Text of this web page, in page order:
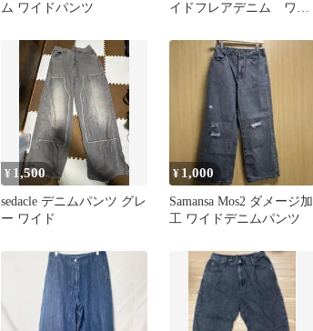
ム ワイドパンツ
イドフレアデニム ワイ
¥ 1,500
sedacle デニムパンツ グレ
ー ワイド
¥ 1,000
Samansa Mos2 ダメージ加
工 ワイドデニムパンツ